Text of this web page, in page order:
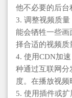
他不必要的后台
3. 调整视频质
能会牺牲一些画
择合适的视频质
4. 使用CDN加
种通过互联网分
度。在播放视频
5. 使用插件或